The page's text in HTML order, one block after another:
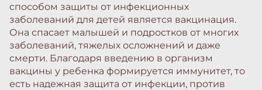
способом защиты от инфекционных
заболеваний для детей является вакцинация.
Она спасает малышей и подростков от многих
заболеваний, тяжелых осложнений и даже
смерти. Благодаря введению в организм
вакцины у ребенка формируется иммунитет, то
есть надежная защита от инфекции, против